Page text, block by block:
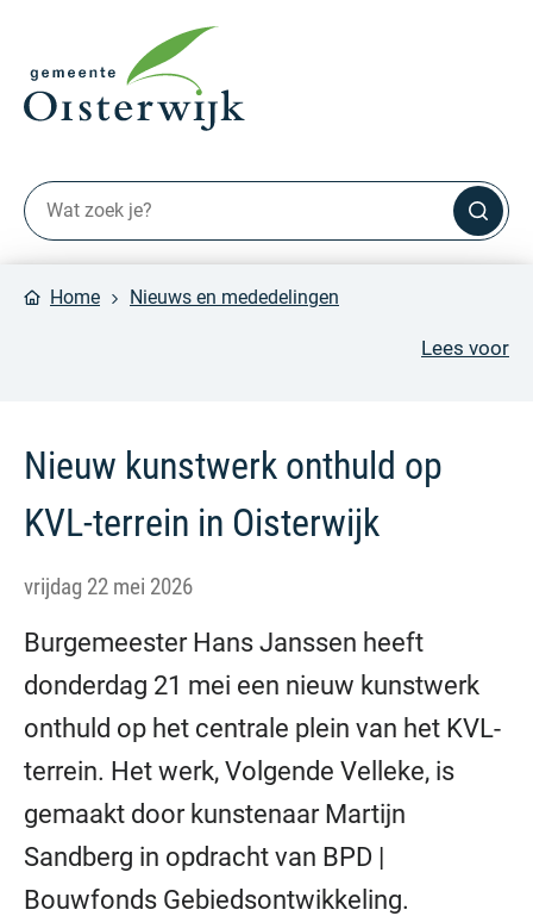
Home Nieuws en mededelingen
Lees voor
Nieuw kunstwerk onthuld op
KVL-terrein in Oisterwijk
vrijdag 22 mei 2026
Burgemeester Hans Janssen heeft
donderdag 21 mei een nieuw kunstwerk
onthuld op het centrale plein van het KVL-
terrein. Het werk, Volgende Velleke, is
gemaakt door kunstenaar Martijn
Sandberg in opdracht van BPD |
Bouwfonds Gebiedsontwikkeling.